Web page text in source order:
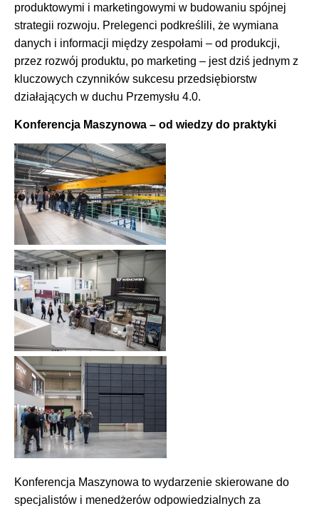
produktowymi i marketingowymi w budowaniu spójnej
strategii rozwoju. Prelegenci podkreślili, że wymiana
danych i informacji między zespołami – od produkcji,
przez rozwój produktu, po marketing – jest dziś jednym z
kluczowych czynników sukcesu przedsiębiorstw
działających w duchu Przemysłu 4.0.
Konferencja Maszynowa – od wiedzy do praktyki
Konferencja Maszynowa to wydarzenie skierowane do
specjalistów i menedżerów odpowiedzialnych za